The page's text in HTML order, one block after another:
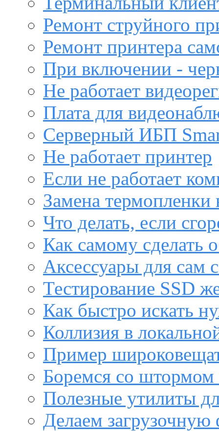
Ремонт струйного
Ремонт принтера
При включении -
Не работает
Плата для
Серверный ИБП
Не работает принтер
Если не работает
Замена термопленки
Что делать, если
Как самому сделать
Аксессуары для сам
Тестирование SSD
Как быстро искать
Коллизия в
Пример
Боремся со штормом
Полезные утилиты
Делаем